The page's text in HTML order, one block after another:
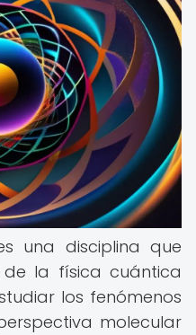
una disciplina que
la física cuántica
los fenómenos
molecular